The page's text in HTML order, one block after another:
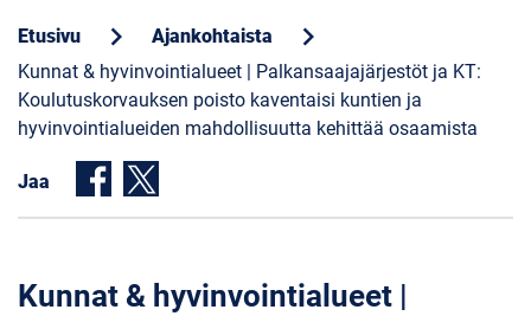
Etusivu chevron_right Ajankohtaista chevron_right
Kunnat & hyvinvointialueet | Palkansaajajärjestöt ja KT:
Koulutuskorvauksen poisto kaventaisi kuntien ja
hyvinvointialueiden mahdollisuutta kehittää osaamista
Jaa
Kunnat & hyvinvointialueet |